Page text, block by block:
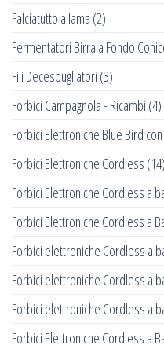
Falciatutto a lama (2)
Fermentatori Birra a Fondo
Fili Decespugliatori (3)
Forbici Campagnola - Ricambi (4)
Forbici Elettroniche Blue Bird
Forbici Elettroniche Cordless (14)
Forbici Elettroniche Cordless a
Forbici Elettroniche Cordless a
Forbici elettroniche Cordless a
Forbici elettroniche Cordless a
Forbici elettroniche Cordless a
Forbici Elettroniche Cordless a